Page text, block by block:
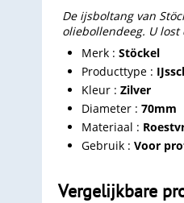
De ijsboltang van
oliebollendeeg. U
Merk : Stöckel
Producttype :
Kleur : Zilver
Diameter : 70mm
Materiaal :
Gebruik : Voor
Vergelijkbare